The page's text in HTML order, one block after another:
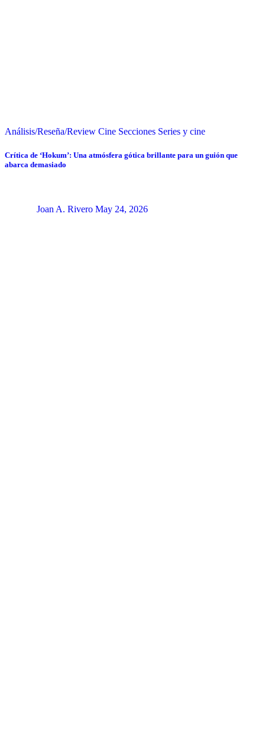
Análisis/Reseña/Review Cine Secciones Series y cine
Crítica de ‘Hokum’: Una atmósfera gótica brillante para un guión que
abarca demasiado
Joan A. Rivero May 24, 2026